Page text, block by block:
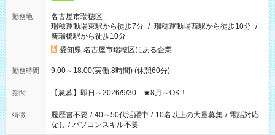
勤務地
名古屋市瑞穂区
瑞穂運動場東駅から徒歩7分 / 瑞穂運動場西駅から徒歩10分 /
新瑞橋駅から徒歩10分
愛知県 名古屋市瑞穂区にある企業
勤務時間 9:00～18:00(実働:8時間) (休憩60分)
期間 【急募】即日～2026/9/30 ★8月～OK！
特徴 履歴書不要 / 40～50代活躍中 / 10名以上の大量募集 / 電話対応
なし / パソコンスキル不要